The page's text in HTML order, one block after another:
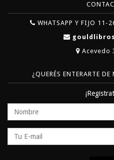
WHATSAPP Y FIJO
Acevedo
¿QUERÉS ENTERARTE